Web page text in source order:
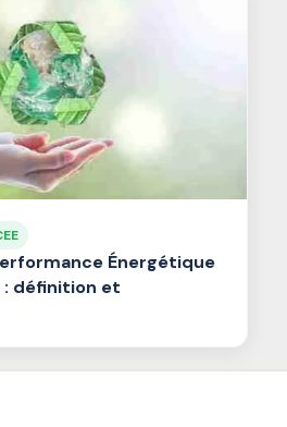
Énergétique
: définition et